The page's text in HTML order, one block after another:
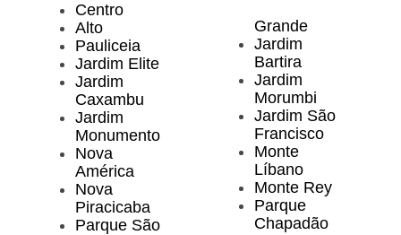
Centro
Alto
Pauliceia
Jardim Elite
Jardim
Caxambu
Jardim
Monumento
Nova
América
Nova
Piracicaba
Parque São
Grande
Jardim
Bartira
Jardim
Morumbi
Jardim São
Francisco
Monte
Líbano
Monte Rey
Parque
Chapadão